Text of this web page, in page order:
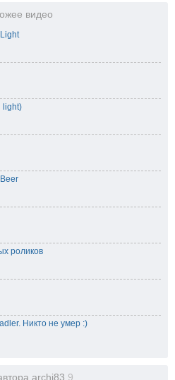
видео
light)
роликов
Никто не умер :)
archi83 9